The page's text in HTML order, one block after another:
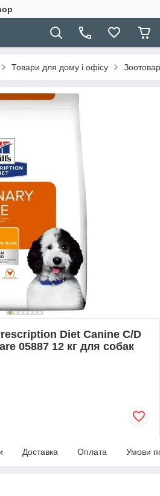
Товари для дому і офісу
Diet Canine C/D
05887 12 кг для собак
Доставка Оплата Умови